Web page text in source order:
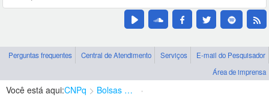
Perguntas frequentes Central de Atendimento Serviços
E-mail do Pesquisador
Área de imprensa
Você está aqui:CNPq Bolsas e Auxílios Vigentes